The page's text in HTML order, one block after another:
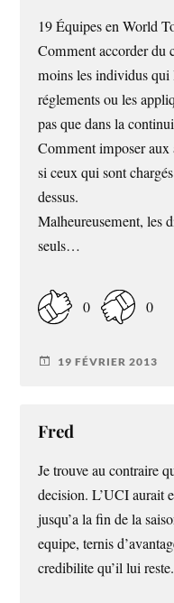
19 Équipes en World
Comment accorder du
moins les individus
réglements ou les
pas que dans la
Comment imposer aux
si ceux qui sont
dessus.
Malheureusement, les
seuls…
0 0
19 FÉVRIER 2013
Fred
Je trouve au contraire
decision. L’UCI aurait
jusqu’a la fin de la
equipe, ternis
credibilite qu’il lui reste.